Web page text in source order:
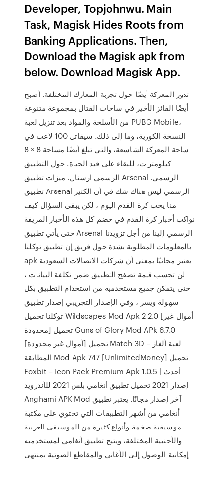
Developer, Topjohnwu. Main
Task, Magisk Hides Roots from
Banking Applications. Then,
Download the Magisk apk from
below. Download Magisk App.
تدور المعركة أيضًا حول تجربة المعارك المختلفة. أصبح
أيضًا الفائز الأخير في ساحات القتال بمجموعة متنوعة
من الأسلحة والمواد بعد تنزيل لعبة PUBG Mobile،
النسخة الكورية، وما إلى ذلك. سيقاتل 100 لاعب في
ساحة المعركة الشاسعة، والتي تبلغ أيضًا مساحة 8 × 8
كيلومترات، للبقاء على قيد الحياة. حول التطبيق
الرسمي ارسنال. ميزات تطبيق Arsenal الرسمي.
تطبيق Arsenal الرسمي ليس هناك شك في أن الكثير
منا يحب كرة القدم اليوم ، لكن يبقى السؤال كيف
نواكب أخبار كرة القدم في خضم كل هذه الأخبار المزيفة
حتى يأتي تطبيق Arsenal الرسمي إلينا من أجل تزويدنا
بالمعلومات المطلوبة بشدة حول فريق إن تطبيق توكلنا
apk يعتبر مجانيًا بمعنى أن شركات الاتصالات السعودية
لن تحسب قيمة تصفح التطبيق ضمن تكلفة البيانات ،
حتى يتمكن جميع مستخدميه من استخدام التطبيق بكل
سهولة ويسر ، وفي الإصدار التجريبي إصدار تطبيق
توكلنا تحميل Wildscapes Mod Apk 2.2.0 [أموال غير
محدودة] تحميل Guns of Glory Mod APk 6.7.0
[أموال غير محدودة] تحميل Match 3D – لعبة ألغاز
المطابقة Mod Apk 747 [UnlimitedMoney] تحميل
Foxbit – Icon Pack Premium Apk 1.0.5 | أحدث
إصدار 2021 تحميل تطبيق أنغامي بلس 2021 للأندرويد
Anghami APK Mod آخر إصدار مجانًا. يعتبر تطبيق
أنغامي من أشهر التطبيقات التي تحتوي على مكتبة
موسيقية ضخمة وأنواع كثيرة من الموسيقى العربية
والأجنبية المختلفة، ويتيح تطبيق أنغامي لمستخدميه
إمكانية الوصول إلى الأغاني والمقاطع الصوتية بمنتهى